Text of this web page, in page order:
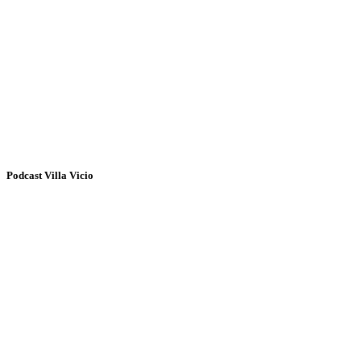
Podcast Villa Vicio